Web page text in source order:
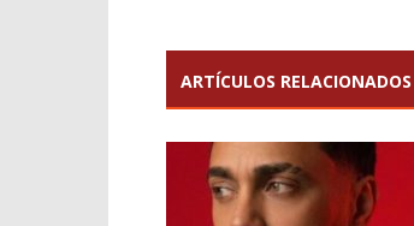
ARTÍCULOS RELACIONADOS